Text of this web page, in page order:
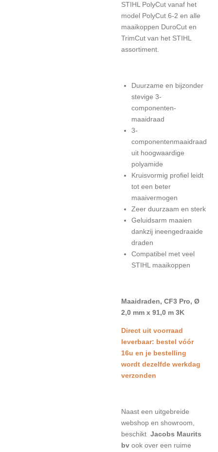
STIHL PolyCut vanaf het
model PolyCut 6-2 en alle
maaikoppen DuroCut en
TrimCut van het STIHL
assortiment.
Duurzame en bijzonder
stevige 3-
componenten-
maaidraad
3-
componentenmaaidraad
uit hoogwaardige
polyamide
Kruisvormig profiel leidt
tot een beter
maaivermogen
Zeer duurzaam en sterk
Geluidsarm maaien
dankzij ineengedraaide
draden
Compatibel met veel
STIHL maaikoppen
Maaidraden, CF3 Pro, Ø
2,0 mm x 91,0 m 3K
Direct uit voorraad
leverbaar: bestel vóór
16u en je bestelling
wordt dezelfde werkdag
verzonden
Naast een uitgebreide
webshop en showroom,
beschikt Jacobs Maurits
bv ook over een ruime